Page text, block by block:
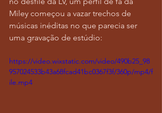
Miley começou a vazar trechos de
músicas inéditas no que parecia ser
uma gravação de estúdio:
https://video.wixstatic.com/video/490b25_98
957024533b43a68fcad41bc0367f3f/360p/mp4/f
ile.mp4